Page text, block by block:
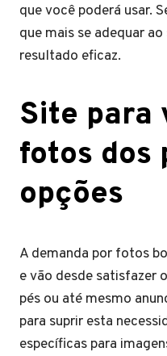
que você poderá usar.
que mais se adequar
resultado eficaz.
Site para
fotos dos
opções
A demanda por fotos
e vão desde satisfazer
pés ou até mesmo
para suprir esta
específicas para